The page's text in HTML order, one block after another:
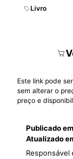
Livro
Este link pode
sem alterar o
preço e
Publicado em
Atualizado
Responsável